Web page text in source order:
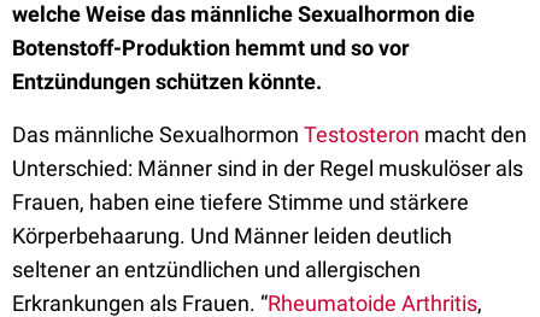
welche Weise das männliche Sexualhormon die
Botenstoff-Produktion hemmt und so vor
Entzündungen schützen könnte.
Das männliche Sexualhormon Testosteron macht den
Unterschied: Männer sind in der Regel muskulöser als
Frauen, haben eine tiefere Stimme und stärkere
Körperbehaarung. Und Männer leiden deutlich
seltener an entzündlichen und allergischen
Erkrankungen als Frauen. “Rheumatoide Arthritis,